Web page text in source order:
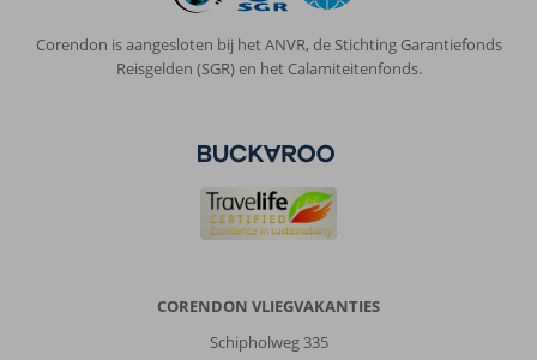
Corendon is aangesloten bij het ANVR, de Stichting Garantiefonds
Reisgelden (SGR) en het Calamiteitenfonds.
CORENDON VLIEGVAKANTIES
Schipholweg 335